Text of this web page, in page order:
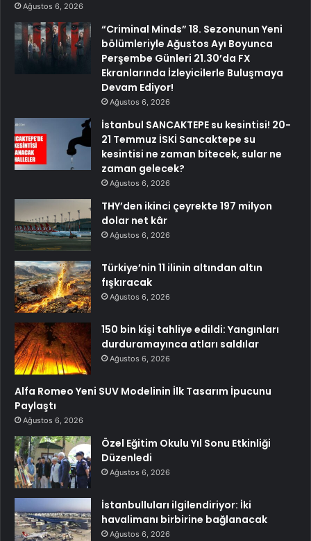
Ağustos 6, 2026
“Criminal Minds” 18. Sezonunun Yeni
bölümleriyle Ağustos Ayı Boyunca
Perşembe Günleri 21.30’da FX
Ekranlarında İzleyicilerle Buluşmaya
Devam Ediyor!
Ağustos 6, 2026
İstanbul SANCAKTEPE su kesintisi! 20-
21 Temmuz İSKİ Sancaktepe su
kesintisi ne zaman bitecek, sular ne
zaman gelecek?
Ağustos 6, 2026
THY’den ikinci çeyrekte 197 milyon
dolar net kâr
Ağustos 6, 2026
Türkiye’nin 11 ilinin altından altın
fışkıracak
Ağustos 6, 2026
150 bin kişi tahliye edildi: Yangınları
durduramayınca atları saldılar
Ağustos 6, 2026
Alfa Romeo Yeni SUV Modelinin İlk Tasarım İpucunu
Paylaştı
Ağustos 6, 2026
Özel Eğitim Okulu Yıl Sonu Etkinliği
Düzenledi
Ağustos 6, 2026
İstanbulluları ilgilendiriyor: İki
havalimanı birbirine bağlanacak
Ağustos 6, 2026